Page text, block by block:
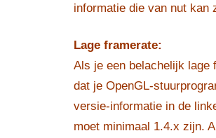
informatie die van nut kan
Lage framerate:
Als je een belachelijk lage
dat je OpenGL-
versie-informatie in de
moet minimaal 1.4.x zijn.